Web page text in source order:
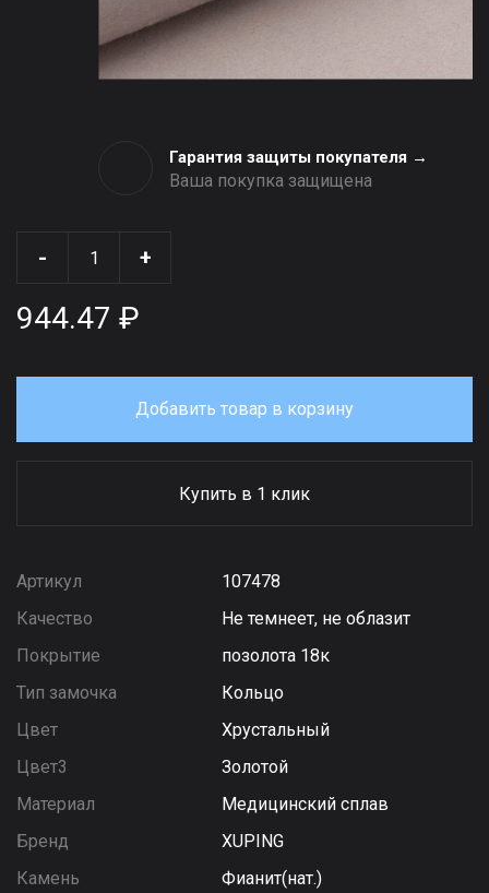
Гарантия защиты покупателя →
Ваша покупка защищена
- +
944.47 ₽
Добавить товар в корзину
Купить в 1 клик
Артикул
107478
Качество
Не темнеет, не облазит
Покрытие
позолота 18к
Тип замочка
Кольцо
Цвет
Хрустальный
Цвет3
Золотой
Материал
Медицинский сплав
Бренд
XUPING
Камень
Фианит(нат.)